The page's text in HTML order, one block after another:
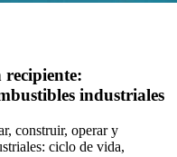
recipiente:
industriales
construir, operar y
ciclo de vida,